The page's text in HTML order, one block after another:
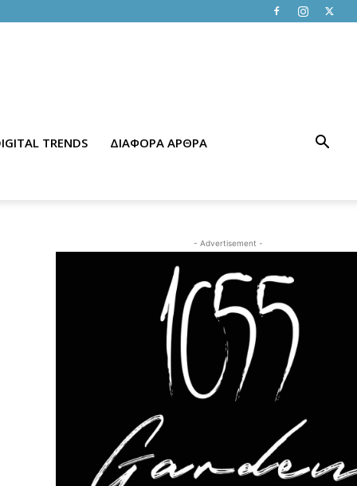
TRENDS ΔΙΑΦΟΡΑ ΑΡΘΡΑ
- Advertisement -